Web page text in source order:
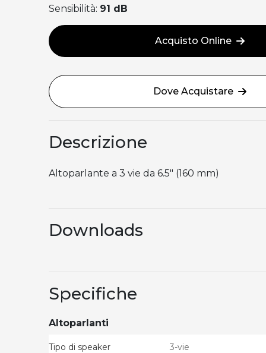
Sensibilità: 91 dB
Acquisto Online
Dove Acquistare
Descrizione
Altoparlante a 3 vie da 6.5″ (160 mm)
Downloads
Specifiche
Altoparlanti
Tipo di speaker 3-vie